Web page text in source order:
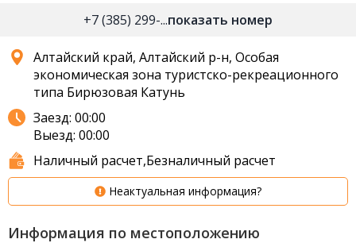
+7 (385) 299-...показать номер
Алтайский край, Алтайский р-н, Особая
экономическая зона туристско-рекреационного
типа Бирюзовая Катунь
Заезд: 00:00
Выезд: 00:00
Наличный расчет,Безналичный расчет
Неактуальная информация?
Информация по местоположению